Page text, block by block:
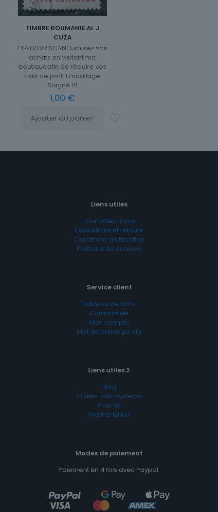
TIMBRE ROUMANIE AL J
CUZA
ÉTATVOIR SCANCumulez vos
achats en visitant ma
boutiqueafin de réduire vos
frais de port. Emballage
Soigné !!!
1,00 €
Ajouter au panier
Liens utiles
Contactez-nous
Expéditions et retours
Conditions d’utilisation
Politique de cookies
Service client
Tableau de bord
Commande
Mon compte
Mot de passe perdu
Liens utiles 2
Blog
O'xess nails systems
Pour iel
Yvert et tellier
Modes de paiement
Paiement en 4 fois avec Paypal.